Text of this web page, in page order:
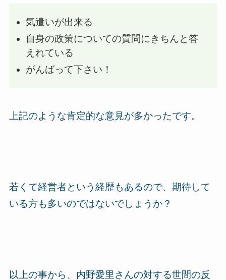
気遣いが出来る
自身の政策についての質問にきちんと答
えれている
がんばって下さい！
上記のような肯定的な意見が多かったです。
若くて経営者という経歴もあるので、期待して
いる方も多いのではないでしょうか？
以上の事から、内野愛里さんの対する世間の反